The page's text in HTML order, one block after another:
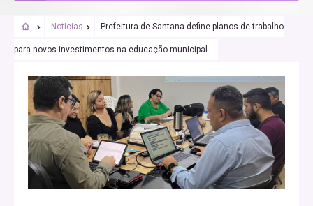
Noticias Prefeitura de Santana define planos de trabalho
para novos investimentos na educação municipal